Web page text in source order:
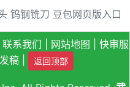
钨钢铣刀 豆包网页版入口
联系我们 网站地图
快审服
稿| 返回顶部